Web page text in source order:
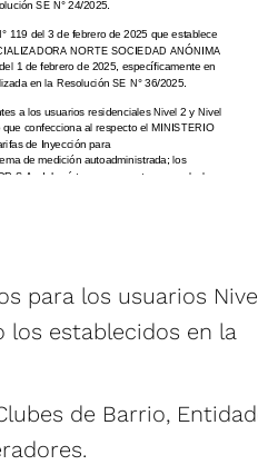
para los usuarios
los establecidos en la
de Barrio,